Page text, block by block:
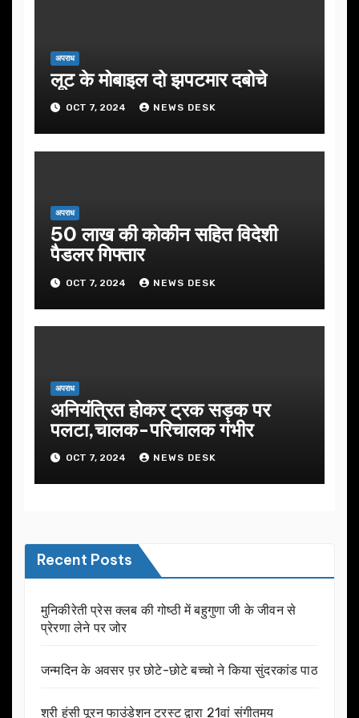
अपराध
लूट के मोबाइल दो झपटमार दबोचे
OCT 7, 2024 NEWS DESK
अपराध
50 लाख की कोकीन सहित विदेशी
पैडलर गिफ्तार
OCT 7, 2024 NEWS DESK
अपराध
अनियंत्रित होकर ट्रक सड़क पर
पलटा,चालक-परिचालक गंभीर
OCT 7, 2024 NEWS DESK
Recent Posts
मुनिकीरेती प्रेस क्लब की गोष्ठी में बहुगुणा जी के जीवन से
प्रेरणा लेने पर जोर
जन्मदिन के अवसर प़र छोटे-छोटे बच्चो ने किया सुंदरकांड पाठ
श्री हंसी पूरन फाउंडेशन ट्रस्ट द्वारा 21वां संगीतमय